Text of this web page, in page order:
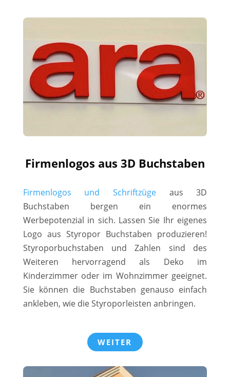
Firmenlogos aus 3D Buchstaben
Firmenlogos und Schriftzüge aus 3D
Buchstaben bergen ein enormes
Werbepotenzial in sich. Lassen Sie Ihr eigenes
Logo aus Styropor Buchstaben produzieren!
Styroporbuchstaben und Zahlen sind des
Weiteren hervorragend als Deko im
Kinderzimmer oder im Wohnzimmer geeignet.
Sie können die Buchstaben genauso einfach
ankleben, wie die Styroporleisten anbringen.
WEITER